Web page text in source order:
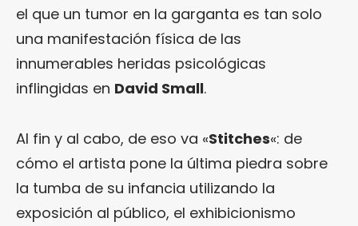
el que un tumor en la garganta es tan solo
una manifestación física de las
innumerables heridas psicológicas
inflingidas en David Small.
Al fin y al cabo, de eso va «Stitches«: de
cómo el artista pone la última piedra sobre
la tumba de su infancia utilizando la
exposición al público, el exhibicionismo